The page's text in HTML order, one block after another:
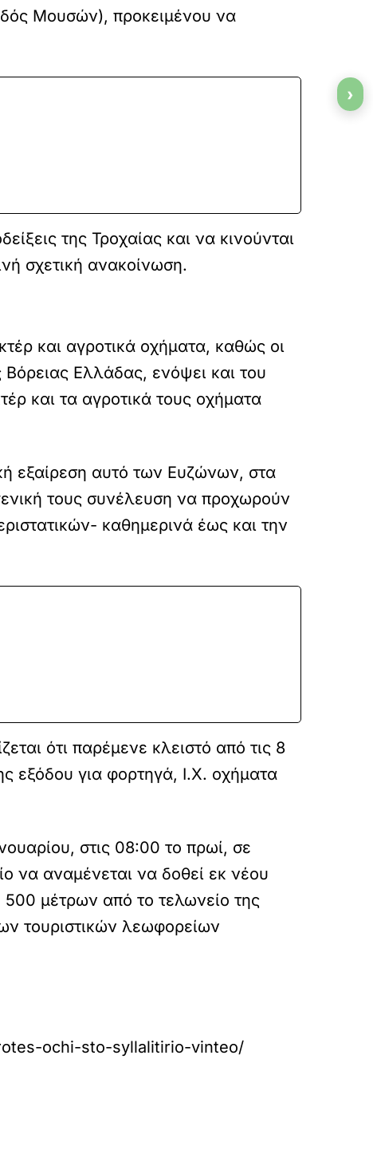
Μουσών), προκειμένου να
της Τροχαίας και να κινούνται
σχετική ανακοίνωση.
και αγροτικά οχήματα, καθώς οι
Ελλάδας, ενόψει και του
και τα αγροτικά τους οχήματα
εξαίρεση αυτό των Ευζώνων, στα
τους συνέλευση να προχωρούν
καθημερινά έως και την
ότι παρέμενε κλειστό από τις 8
εξόδου για φορτηγά, Ι.Χ. οχήματα
στις 08:00 το πρωί, σε
να αναμένεται να δοθεί εκ νέου
500 μέτρων από το τελωνείο της
τουριστικών λεωφορείων
ochi-sto-syllalitirio-vinteo/
›